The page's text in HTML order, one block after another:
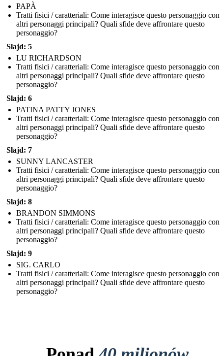
PAPÀ
Tratti fisici / caratteriali: Come interagisce questo personaggio
altri personaggi principali? Quali sfide deve affrontare questo
personaggio?
Slajd: 5
LU RICHARDSON
Tratti fisici / caratteriali: Come interagisce questo personaggio
altri personaggi principali? Quali sfide deve affrontare questo
personaggio?
Slajd: 6
PATINA PATTY JONES
Tratti fisici / caratteriali: Come interagisce questo personaggio
altri personaggi principali? Quali sfide deve affrontare questo
personaggio?
Slajd: 7
SUNNY LANCASTER
Tratti fisici / caratteriali: Come interagisce questo personaggio
altri personaggi principali? Quali sfide deve affrontare questo
personaggio?
Slajd: 8
BRANDON SIMMONS
Tratti fisici / caratteriali: Come interagisce questo personaggio
altri personaggi principali? Quali sfide deve affrontare questo
personaggio?
Slajd: 9
SIG. CARLO
Tratti fisici / caratteriali: Come interagisce questo personaggio
altri personaggi principali? Quali sfide deve affrontare questo
personaggio?